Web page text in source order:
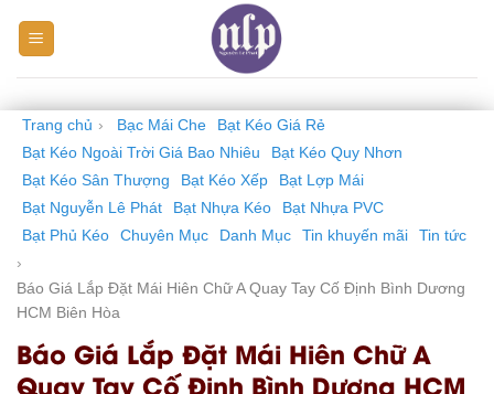
Trang chủ › Bạc Mái Che
Bạt Kéo Giá Rẻ
Bạt Kéo Ngoài Trời Giá Bao Nhiêu
Bạt Kéo Quy Nhơn
Bạt Kéo Sân Thượng
Bạt Kéo Xếp
Bạt Lợp Mái
Bạt Nguyễn Lê Phát
Bạt Nhựa Kéo
Bạt Nhựa PVC
Bạt Phủ Kéo
Chuyên Mục Danh Mục Tin khuyến mãi
Tin tức
›
Báo Giá Lắp Đặt Mái Hiên Chữ A Quay Tay Cố Định Bình Dương
HCM Biên Hòa
Báo Giá Lắp Đặt Mái Hiên Chữ A
Quay Tay Cố Định Bình Dương HCM